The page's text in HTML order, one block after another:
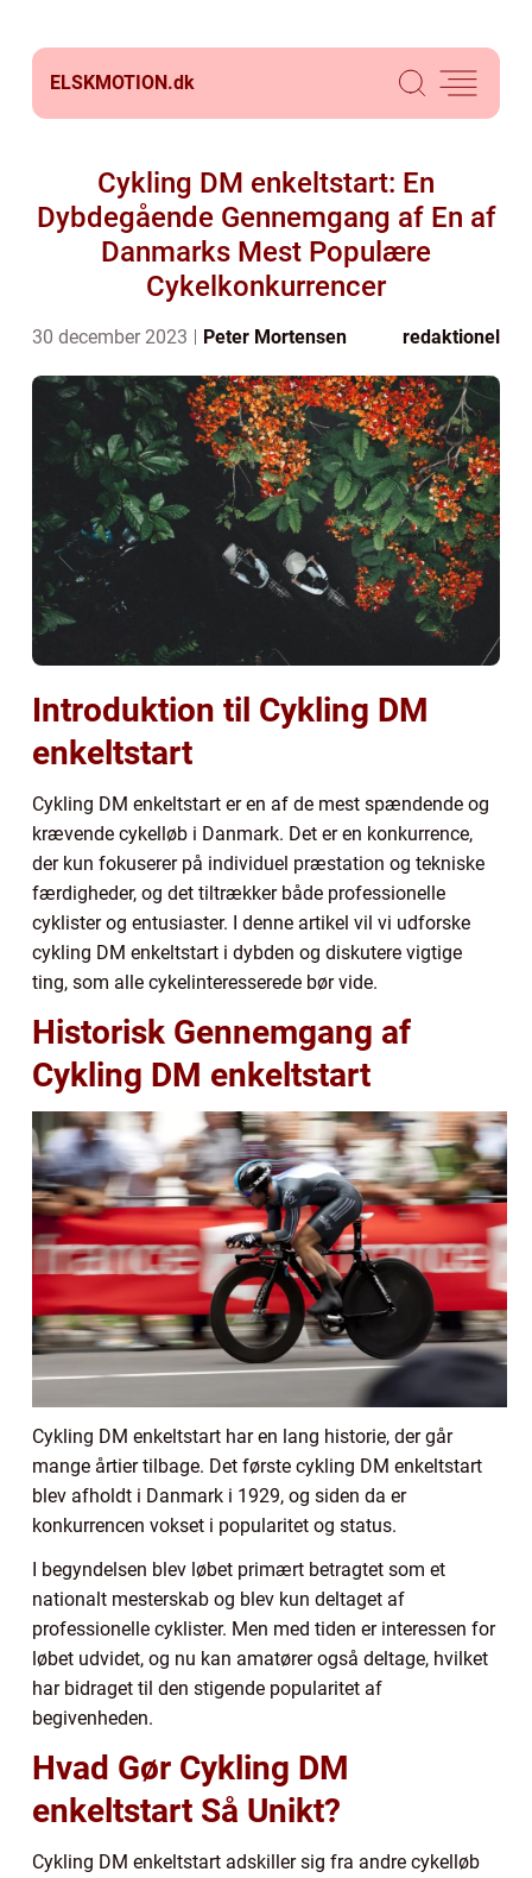
ELSKMOTION.dk
Cykling DM enkeltstart: En
Dybdegående Gennemgang af En af
Danmarks Mest Populære
Cykelkonkurrencer
30 december 2023 Peter Mortensen redaktionel
Introduktion til Cykling DM
enkeltstart
Cykling DM enkeltstart er en af de mest spændende og
krævende cykelløb i Danmark. Det er en konkurrence,
der kun fokuserer på individuel præstation og tekniske
færdigheder, og det tiltrækker både professionelle
cyklister og entusiaster. I denne artikel vil vi udforske
cykling DM enkeltstart i dybden og diskutere vigtige
ting, som alle cykelinteresserede bør vide.
Historisk Gennemgang af
Cykling DM enkeltstart
Cykling DM enkeltstart har en lang historie, der går
mange årtier tilbage. Det første cykling DM enkeltstart
blev afholdt i Danmark i 1929, og siden da er
konkurrencen vokset i popularitet og status.
I begyndelsen blev løbet primært betragtet som et
nationalt mesterskab og blev kun deltaget af
professionelle cyklister. Men med tiden er interessen for
løbet udvidet, og nu kan amatører også deltage, hvilket
har bidraget til den stigende popularitet af
begivenheden.
Hvad Gør Cykling DM
enkeltstart Så Unikt?
Cykling DM enkeltstart adskiller sig fra andre cykelløb